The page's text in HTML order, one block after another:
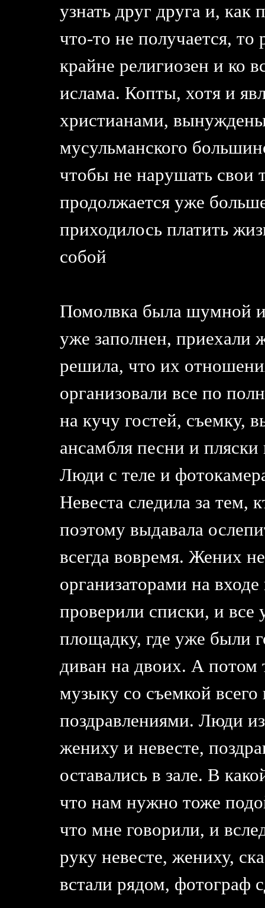
узнать друг друга и,
что-то не получается, то
крайне религиозен и ко
ислама. Копты, хотя и
христианами,
мусульманского
чтобы не нарушать свои
продолжается уже
приходилось платить
собой
Помолвка была шумной
уже заполнен, приехали
решила, что их
организовали все по
на кучу гостей, съемку,
ансамбля песни и
Люди с теле и
Невеста следила за тем,
поэтому выдавала
всегда вовремя. Жених
организаторами на
проверили списки, и
площадку, где уже были
диван на двоих. А
музыку со съемкой
поздравлениями. Люди
жениху и невесте,
оставались в зале. В
что нам нужно тоже
что мне говорили, и
руку невесте, жениху,
встали рядом, фотограф